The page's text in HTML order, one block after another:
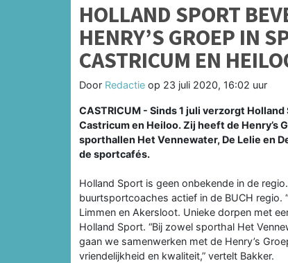
HOLLAND SPORT
HENRY’S GROEP IN
CASTRICUM EN
Door Redactie op 23 juli 2020, 16:02 uur
CASTRICUM - Sinds 1 juli verzorgt
Castricum en Heiloo. Zij heeft de Henry’s
sporthallen Het Vennewater, De Lelie en
de sportcafés.
Holland Sport is geen onbekende in de
buurtsportcoaches actief in de BUCH regio.
Limmen en Akersloot. Unieke dorpen met
Holland Sport. “Bij zowel sporthal Het
gaan we samenwerken met de Henry’s
vriendelijkheid en kwaliteit,” vertelt Bakker.